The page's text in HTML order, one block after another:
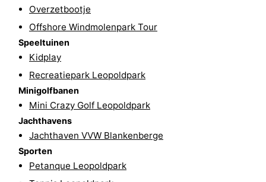
adressen
Regio
Zeeuws-
Vlaanderen
Nieuwvliet
Sluis
Cadzand
Overzetbootje
Offshore Windmolenpark Tour
Speeltuinen
Kidplay
Recreatiepark Leopoldpark
Minigolfbanen
Mini Crazy Golf Leopoldpark
Jachthavens
Jachthaven VVW Blankenberge
Sporten
Petanque Leopoldpark